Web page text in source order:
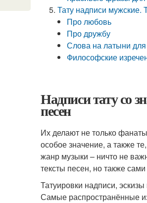
Тату надписи
Про любовь
Про дружбу
Слова на латыни для
Философские
Надписи тату со
песен
Их делают не только
особое значение, а также
жанр музыки – ничто не
тексты песен, но также
Татуировки надписи,
Самые распространённые